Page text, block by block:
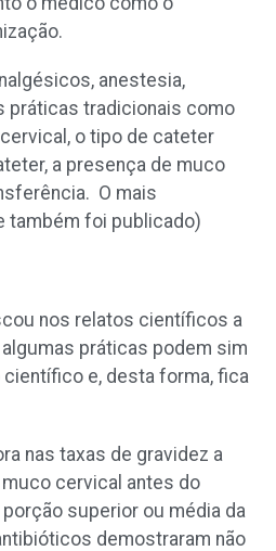
anestesia,
práticas tradicionais como
o tipo de cateter
a presença de muco
O mais
também foi publicado)
nos relatos científicos a
práticas podem sim
e, desta forma, fica
nas taxas de gravidez a
cervical antes do
superior ou média da
demostraram não